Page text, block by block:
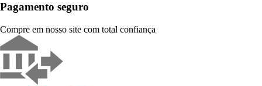
Pagamento seguro
Compre em nosso site com total confiança